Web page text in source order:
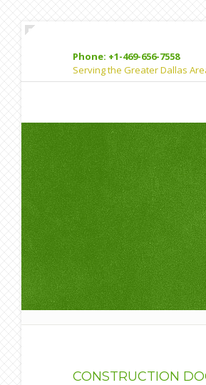
Phone: +1-469-656-7558
Serving the Greater Dallas
CONSTRUCTION